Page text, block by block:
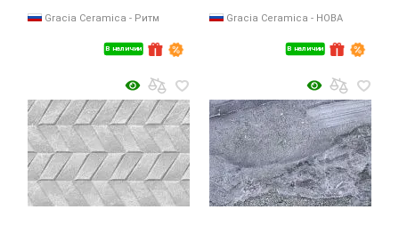
В наличии
Gracia Ceramica - Ритм
В наличии
Gracia Ceramica - НОВА